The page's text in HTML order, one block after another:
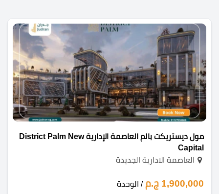
مول ديستريكت بالم العاصمة الإدارية District Palm New
Capital
العاصمة الادارية الجديدة
1,900,000 ج.م / الوحدة